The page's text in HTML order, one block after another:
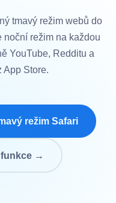
tmavý režim webů do
režim na každou
YouTube, Redditu a
App Store.
režim Safari
→